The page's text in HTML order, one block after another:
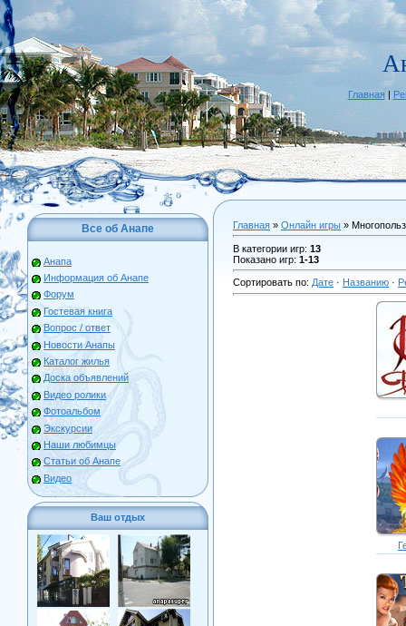
Главная |
Все об Анапе
Анапа
Информация об Анапе
Форум
Гостевая книга
Вопрос / ответ
Новости Анапы
Каталог жилья
Доска объявлений
Видео ролики
Фотоальбом
Экскурсии
Наши любимцы
Статьи об Анапе
Видео
Ваш отдых
Главная » Онлайн игры »
В категории игр: 13
Показано игр: 1-13
Сортировать по: Дате · Названию ·